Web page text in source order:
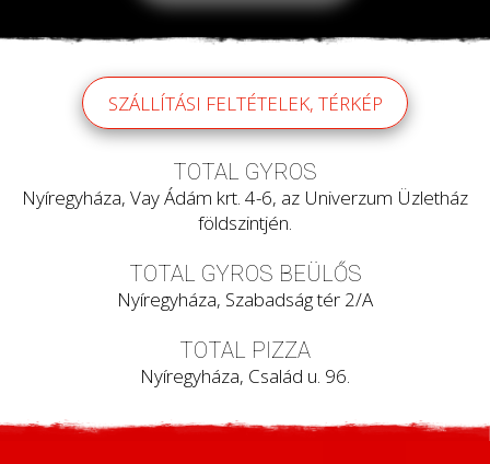
SZÁLLÍTÁSI FELTÉTELEK, TÉRKÉP
TOTAL GYROS
Nyíregyháza, Vay Ádám krt. 4-6, az Univerzum Üzletház
földszintjén.
TOTAL GYROS BEÜLŐS
Nyíregyháza, Szabadság tér 2/A
TOTAL PIZZA
Nyíregyháza, Család u. 96.